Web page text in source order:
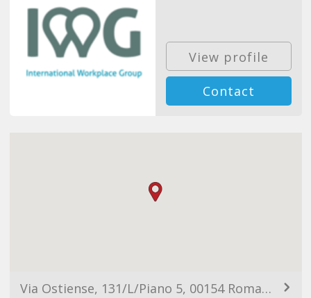
View profile
Contact
Via Ostiense, 131/L/Piano 5, 00154 Roma RM, Italy